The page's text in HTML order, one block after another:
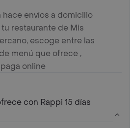
hace envíos a domicilio
restaurante de Mis
escoge entre las
menú que ofrece ,
online
con Rappi 15 días